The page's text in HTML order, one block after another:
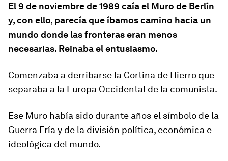
El 9 de noviembre de 1989 caía el Muro de Berlín
y, con ello, parecía que íbamos camino hacia un
mundo donde las fronteras eran menos
necesarias. Reinaba el entusiasmo.
Comenzaba a derribarse la Cortina de Hierro que
separaba a la Europa Occidental de la comunista.
Ese Muro había sido durante años el símbolo de la
Guerra Fría y de la división política, económica e
ideológica del mundo.